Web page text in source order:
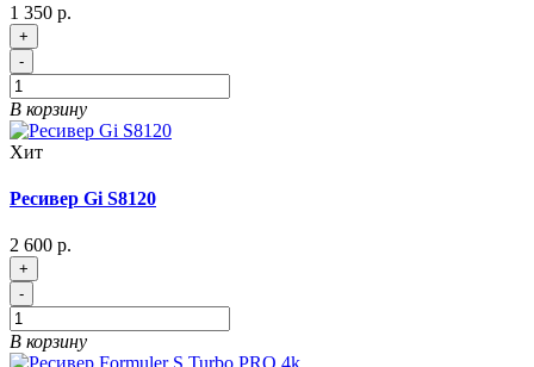
1 350 р.
+
-
В корзину
Хит
Ресивер Gi S8120
2 600 р.
+
-
В корзину